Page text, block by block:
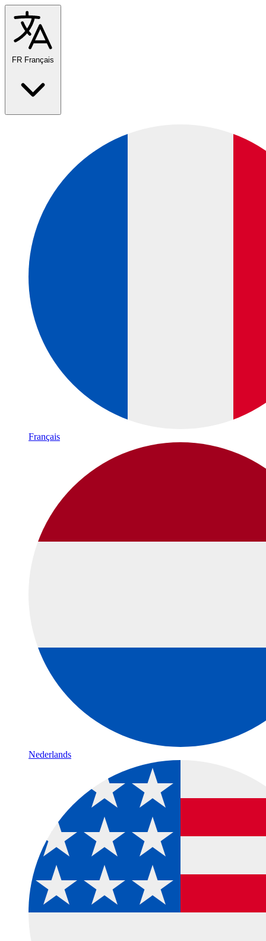
FR Français
Français
Nederlands